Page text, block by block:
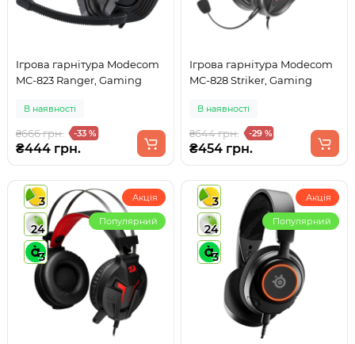
Ігрова гарнітура Modecom
MC-823 Ranger, Gaming
В наявності
₴666 грн. -33 %
₴444 грн.
Ігрова гарнітура Modecom
MC-828 Striker, Gaming
В наявності
₴644 грн. -29 %
₴454 грн.
3
24
3
Акція
Популярний
3
24
3
Акція
Популярний